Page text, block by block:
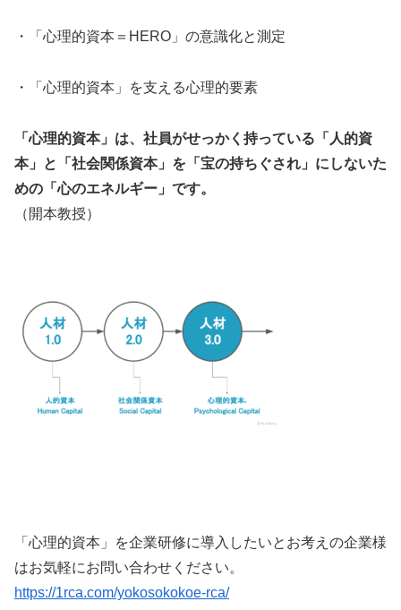
・「心理的資本＝HERO」の意識化と測定
・「心理的資本」を支える心理的要素
「心理的資本」は、社員がせっかく持っている「人的資
本」と「社会関係資本」を「宝の持ちぐされ」にしないた
めの「心のエネルギー」です。
（開本教授）
「心理的資本」を企業研修に導入したいとお考えの企業様
はお気軽にお問い合わせください。
https://1rca.com/yokosokokoe-rca/